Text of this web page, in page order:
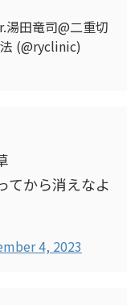
田竜司@二重切
(@ryclinic)
てから消えなよ
4, 2023